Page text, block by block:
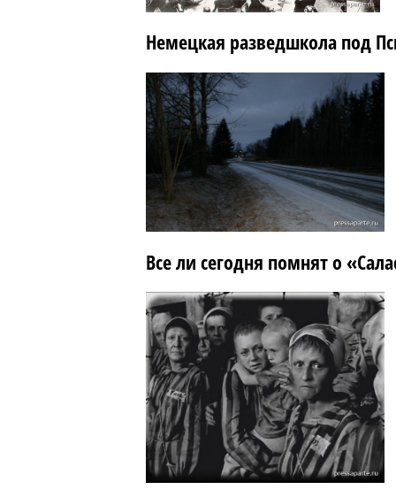
Немецкая разведшкола под
Все ли сегодня помнят о